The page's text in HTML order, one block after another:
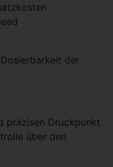
der
präzisen Druckpunkt
über den